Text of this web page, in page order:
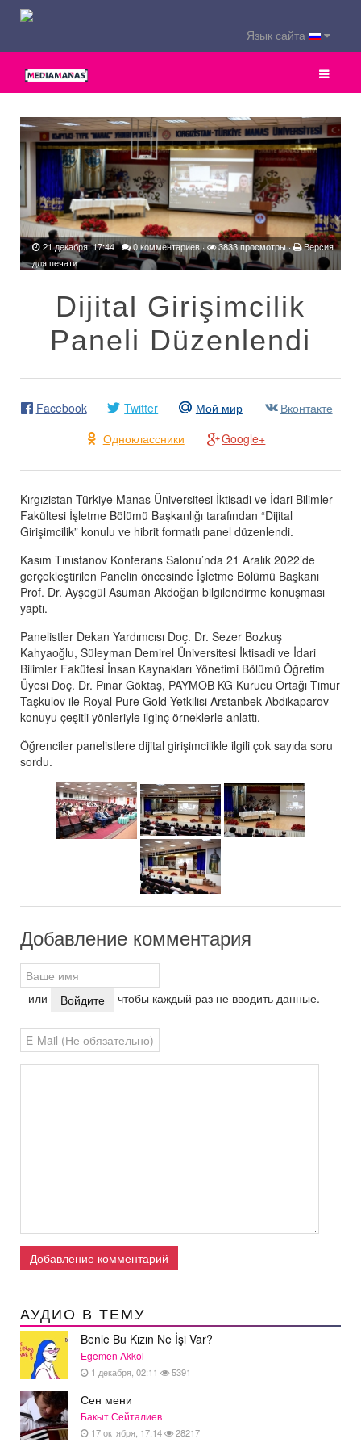
Язык сайта
21 декабря, 17:44· 0 комментариев· 3833 просмотры ·
Версия
для печати
Dijital Girişimcilik
Paneli Düzenlendi
Facebook Twitter Мой мир
Вконтакте
Одноклассники
Google+
Kırgızistan-Türkiye Manas Üniversitesi İktisadi ve İdari Bilimler
Fakültesi İşletme Bölümü Başkanlığı tarafından “Dijital
Girişimcilik” konulu ve hibrit formatlı panel düzenlendi.
Kasım Tınıstanov Konferans Salonu’nda 21 Aralık 2022’de
gerçekleştirilen Panelin öncesinde İşletme Bölümü Başkanı
Prof. Dr. Ayşegül Asuman Akdoğan bilgilendirme konuşması
yaptı.
Panelistler Dekan Yardımcısı Doç. Dr. Sezer Bozkuş
Kahyaoğlu, Süleyman Demirel Üniversitesi İktisadi ve İdari
Bilimler Fakütesi İnsan Kaynakları Yönetimi Bölümü Öğretim
Üyesi Doç. Dr. Pınar Göktaş, PAYMOB KG Kurucu Ortağı Timur
Taşkulov ile Royal Pure Gold Yetkilisi Arstanbek Abdikaparov
konuyu çeşitli yönleriyle ilginç örneklerle anlattı.
Öğrenciler panelistlere dijital girişimcilikle ilgili çok sayıda soru
sordu.
Добавление комментария
или Войдите чтобы каждый раз не вводить данные.
Добавление комментарий
АУДИО В ТЕМУ
Benle Bu Kızın Ne İşi Var?
Egemen Akkol
1 декабря, 02:11 5391
Сен мени
Бакыт Сейталиев
17 октября, 17:14 28217